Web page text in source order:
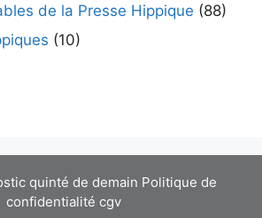
de la Presse Hippique (88)
(10)
quinté de demain Politique de
confidentialité cgv